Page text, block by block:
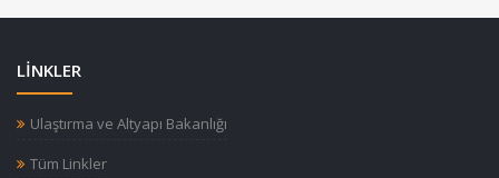
LİNKLER
Ulaştırma ve Altyapı Bakanlığı
Tüm Linkler